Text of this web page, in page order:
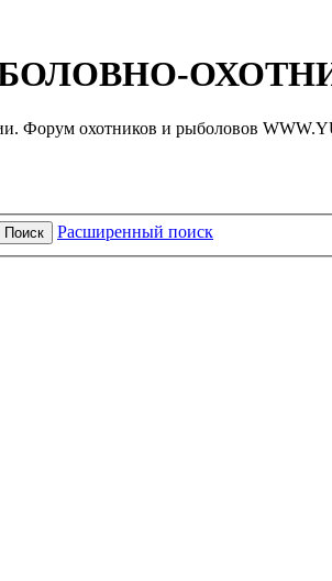
Форум охотников и рыболовов
Поиск Расширенный поиск